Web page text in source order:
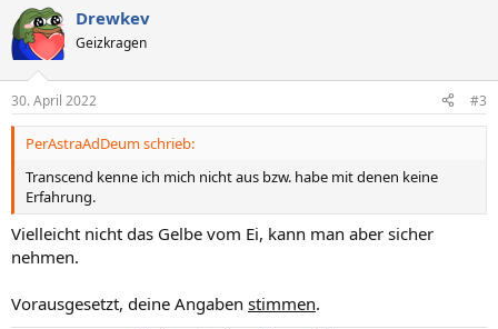
Drewkev
Geizkragen
30. April 2022 #3
PerAstraAdDeum schrieb:
Transcend kenne ich mich nicht aus bzw. habe mit denen keine
Erfahrung.
Vielleicht nicht das Gelbe vom Ei, kann man aber sicher
nehmen.
Vorausgesetzt, deine Angaben stimmen.